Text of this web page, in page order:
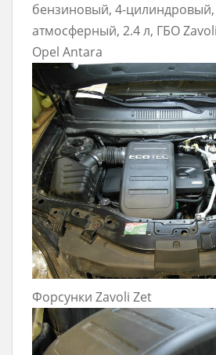
бензиновый, 4-
атмосферный, 2.4 л, ГБО
Opel Antara
Форсунки Zavoli Zet